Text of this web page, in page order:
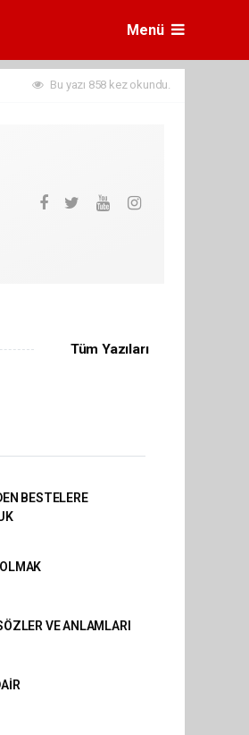
Menü
Bu yazı 858 kez okundu.
Tüm Yazıları
BESTELERE
VE ANLAMLARI